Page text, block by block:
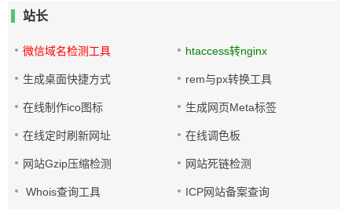
站长
微信域名检测工具 htaccess转nginx
生成桌面快捷方式 rem与px转换工具
在线制作ico图标 生成网页Meta标签
在线定时刷新网址 在线调色板
网站Gzip压缩检测 网站死链检测
Whois查询工具 ICP网站备案查询